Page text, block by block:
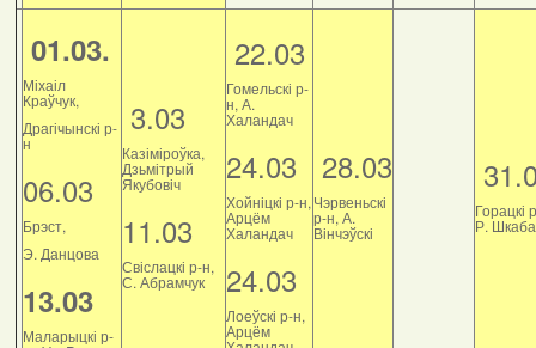
01.03.
Міхаіл
Краўчук,
Драгічынскі р-
н
06.03
Брэст,
Э. Данцова
13.03
Маларыцкі р-
3.03
Казіміроўка,
Дзьмітрый
Якубовіч
11.03
Свіслацкі р-н,
С. Абрамчук
22.03
Гомельскі р-
н, А.
Халандач
24.03
Хойніцкі р-н,
Арцём
Халандач
24.03
Лоеўскі р-н,
Арцём
28.03
Чэрвеньскі
р-н, А.
Вінчэўскі
Горацкі
Р.